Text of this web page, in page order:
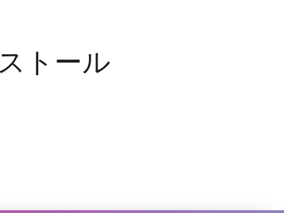
ス ト ール